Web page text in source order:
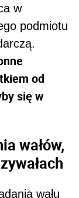
w
podmiotu
od
się w
wałów,
wału